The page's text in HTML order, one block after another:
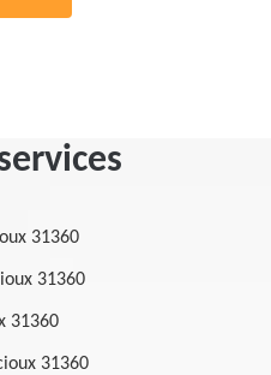
31360
31360
31360
31360